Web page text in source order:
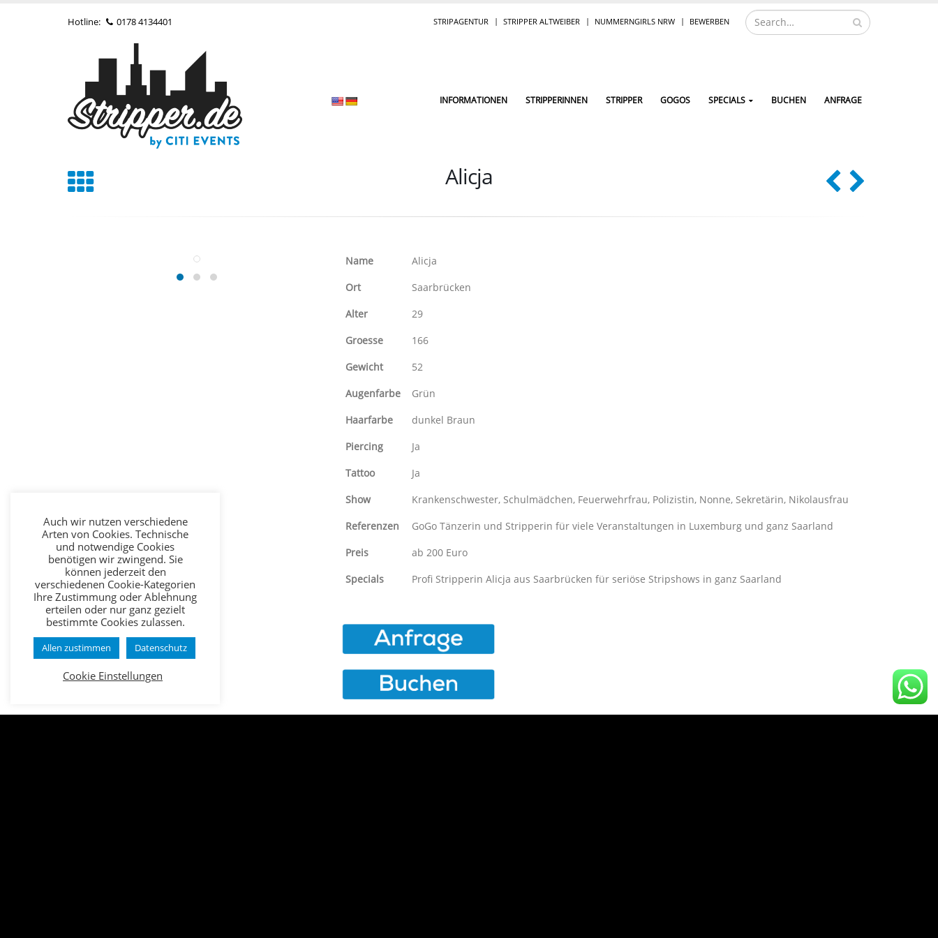
Hotline: 0178 4134401 STRIPAGENTUR STRIPPER ALTWEIBER NUMMERNGIRLS NRW BEWERBEN
INFORMATIONEN STRIPPERINNEN STRIPPER GOGOS SPECIALS BUCHEN ANFRAGE
Alicja
Name
Alicja
Ort
Saarbrücken
Alter
29
Groesse
166
Gewicht
52
Augenfarbe
Grün
Haarfarbe
dunkel Braun
Piercing
Ja
Tattoo
Ja
Show
Krankenschwester, Schulmädchen, Feuerwehrfrau, Polizistin, Nonne, Sekretärin, Nikolausfrau
Referenzen
GoGo Tänzerin und Stripperin für viele Veranstaltungen in Luxemburg und ganz Saarland
Preis
ab 200 Euro
Specials
Profi Stripperin Alicja aus Saarbrücken für seriöse Stripshows in ganz Saarland
Auch wir nutzen verschiedene
Arten von Cookies. Technische
und notwendige Cookies
benötigen wir zwingend. Sie
können jederzeit den
verschiedenen Cookie-Kategorien
Ihre Zustimmung oder Ablehnung
erteilen oder nur ganz gezielt
bestimmte Cookies zulassen.
Allen zustimmen Datenschutz
Cookie Einstellungen